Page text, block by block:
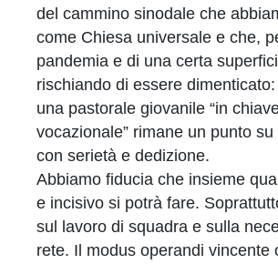
del cammino sinodale che
come Chiesa universale e che,
pandemia e di una certa
rischiando di essere
una pastorale giovanile “in
vocazionale” rimane un punto
con serietà e dedizione.
Abbiamo fiducia che insieme
e incisivo si potrà fare.
sul lavoro di squadra e sulla
rete. Il modus operandi vincente